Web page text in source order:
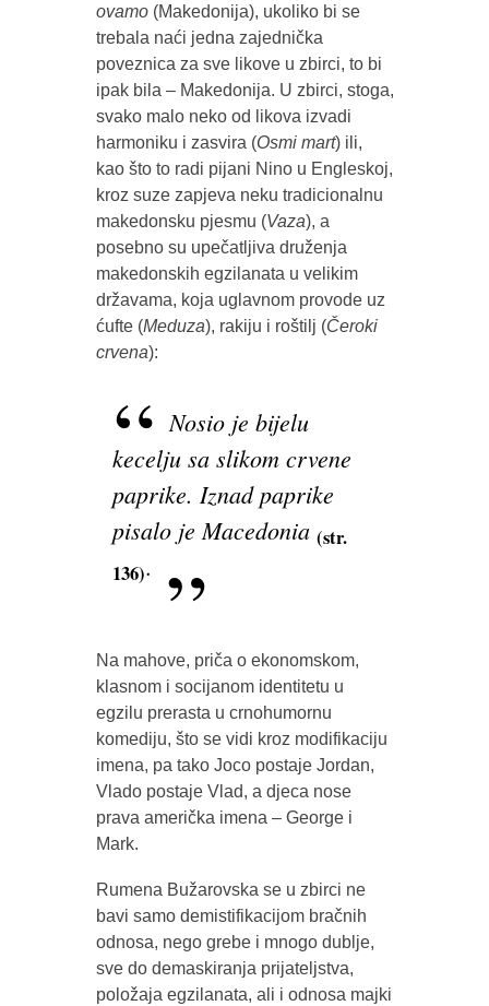
ovamo(Makedonija), ukoliko bi se
trebala naći jedna zajednička
poveznica za sve likove u zbirci, to bi
ipak bila – Makedonija. U zbirci, stoga,
svako malo neko od likova izvadi
harmoniku i zasvira (Osmi mart) ili,
kao što to radi pijani Nino u Engleskoj,
kroz suze zapjeva neku tradicionalnu
makedonsku pjesmu (Vaza), a
posebno su upečatljiva druženja
makedonskih egzilanata u velikim
državama, koja uglavnom provode uz
ćufte (Meduza), rakiju i roštilj (Čeroki
crvena):
Nosio je bijelu
kecelju sa slikom crvene
paprike. Iznad paprike
pisalo je Macedonia (str.
136).
Na mahove, priča o ekonomskom,
klasnom i socijanom identitetu u
egzilu prerasta u crnohumornu
komediju, što se vidi kroz modifikaciju
imena, pa tako Joco postaje Jordan,
Vlado postaje Vlad, a djeca nose
prava američka imena – George i
Mark.
Rumena Bužarovska se u zbirci ne
bavi samo demistifikacijom bračnih
odnosa, nego grebe i mnogo dublje,
sve do demaskiranja prijateljstva,
položaja egzilanata, ali i odnosa majki